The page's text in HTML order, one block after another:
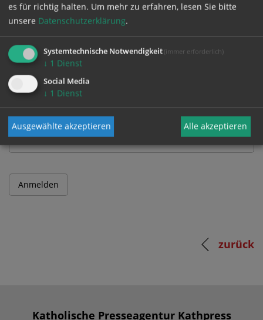
Bitte melden Sie sich mit Ihrem Benutzernamen
Benutzername
Passwort
zurück
Katholische Presseagentur Kathpress
es für richtig halten. Um mehr zu erfahren, lesen Sie bitte
unsere Datenschutzerklärung.
Systemtechnische Notwendigkeit (immer erforderlich)
↓ 1 Dienst
Social Media
↓ 1 Dienst
Ausgewählte akzeptieren Alle akzeptieren